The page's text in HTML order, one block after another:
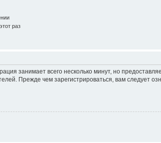
раз
занимает всего несколько минут, но
Прежде чем зарегистрироваться, вам следует